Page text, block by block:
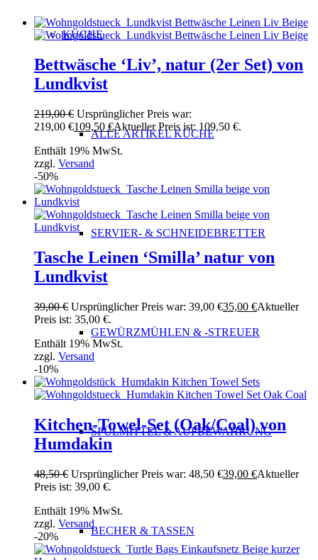
KÜCHE
ALLE ARTIKEL KÜCHE
SERVIER- & SCHNEIDEBRETTER
GEWÜRZMÜHLEN & -STREUER
SPÜLMITTEL & AUFBEWAHRUNG
BECHER & TASSEN
Bettwäsche ‘Liv’, natur (2er Set) von
Lundkvist
219,00€ Ursprünglicher Preis war:
219,00 €109,50 €Aktueller Preis ist: 109,50 €.
Enthält 19% MwSt.
zzgl. Versand
-50%
Tasche Leinen ‘Smilla’ natur von
Lundkvist
39,00€ Ursprünglicher Preis war: 39,00 €35,00 €Aktueller
Preis ist: 35,00 €.
Enthält 19% MwSt.
zzgl. Versand
-10%
Kitchen-Towel-Set (Oak/Coal) von
Humdakin
48,50€ Ursprünglicher Preis war: 48,50 €39,00 €Aktueller
Preis ist: 39,00 €.
Enthält 19% MwSt.
zzgl. Versand
-20%